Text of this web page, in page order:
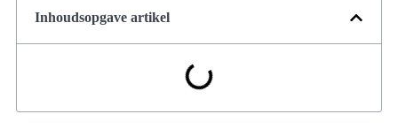
Inhoudsopgave artikel